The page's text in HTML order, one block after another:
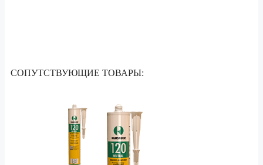
СОПУТСТВУЮЩИЕ ТОВАРЫ: